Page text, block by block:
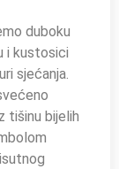
duboku
i kustosici
sjećanja.
tišinu bijelih